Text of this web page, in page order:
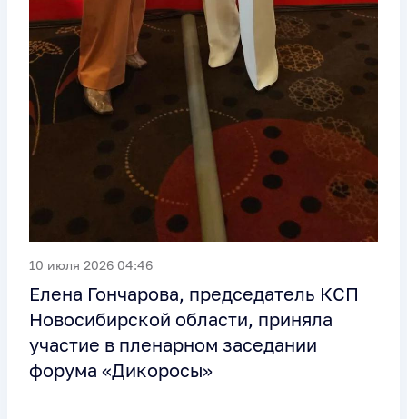
10 июля 2026 04:46
Елена Гончарова, председатель КСП
Новосибирской области, приняла
участие в пленарном заседании
форума «Дикоросы»